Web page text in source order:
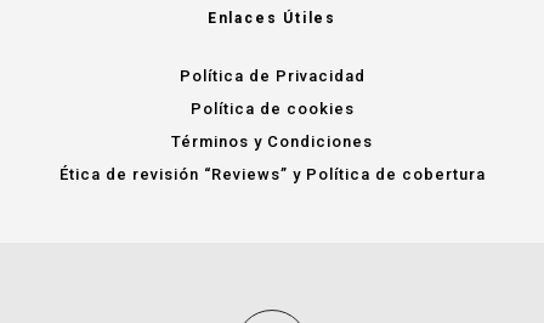
Enlaces Útiles
Política de Privacidad
Política de cookies
Términos y Condiciones
Ética de revisión “Reviews” y Política de cobertura